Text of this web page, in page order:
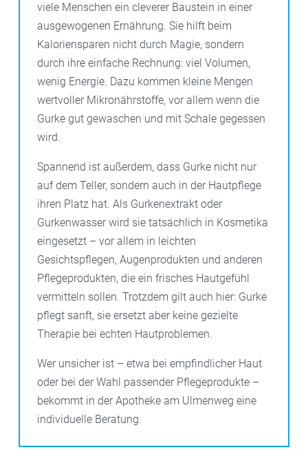
viele Menschen ein cleverer Baustein in einer
ausgewogenen Ernährung. Sie hilft beim
Kaloriensparen nicht durch Magie, sondern
durch ihre einfache Rechnung: viel Volumen,
wenig Energie. Dazu kommen kleine Mengen
wertvoller Mikronährstoffe, vor allem wenn die
Gurke gut gewaschen und mit Schale gegessen
wird.
Spannend ist außerdem, dass Gurke nicht nur
auf dem Teller, sondern auch in der Hautpflege
ihren Platz hat. Als Gurkenextrakt oder
Gurkenwasser wird sie tatsächlich in Kosmetika
eingesetzt – vor allem in leichten
Gesichtspflegen, Augenprodukten und anderen
Pflegeprodukten, die ein frisches Hautgefühl
vermitteln sollen. Trotzdem gilt auch hier: Gurke
pflegt sanft, sie ersetzt aber keine gezielte
Therapie bei echten Hautproblemen.
Wer unsicher ist – etwa bei empfindlicher Haut
oder bei der Wahl passender Pflegeprodukte –
bekommt in der Apotheke am Ulmenweg eine
individuelle Beratung.